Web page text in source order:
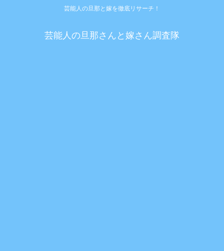
芸能人の旦那と嫁を徹底リサーチ！
芸能人の旦那さんと嫁さん調査隊